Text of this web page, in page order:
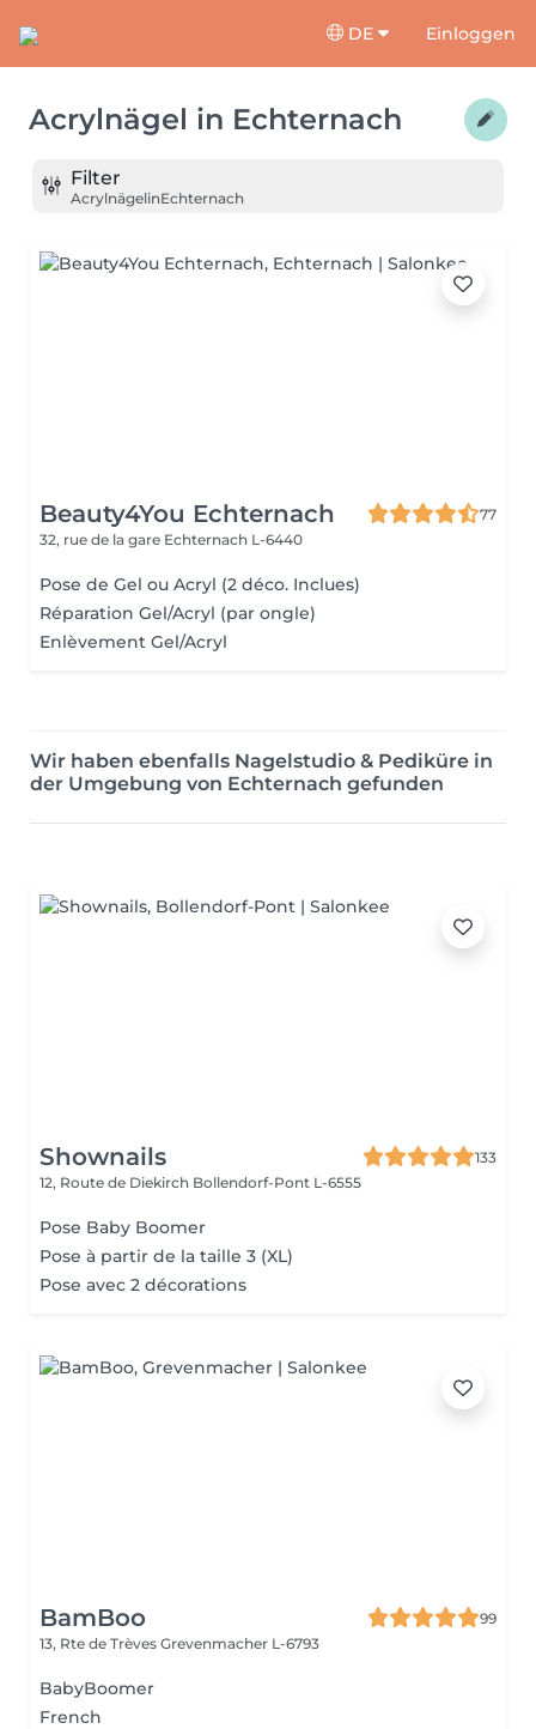
DE Einloggen
Acrylnägel in Echternach
Filter
AcrylnägelinEchternach
Beauty4You Echternach
77
32, rue de la gare Echternach L-6440
Pose de Gel ou Acryl (2 déco. Inclues)
Réparation Gel/Acryl (par ongle)
Enlèvement Gel/Acryl
Wir haben ebenfalls Nagelstudio & Pediküre in
der Umgebung von Echternach gefunden
Shownails
133
12, Route de Diekirch Bollendorf-Pont L-6555
Pose Baby Boomer
Pose à partir de la taille 3 (XL)
Pose avec 2 décorations
BamBoo
99
13, Rte de Trèves Grevenmacher L-6793
BabyBoomer
French